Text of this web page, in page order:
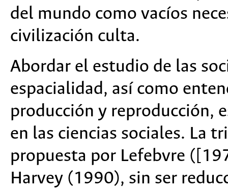
del mundo como vacíos
civilización culta.
Abordar el estudio de las
espacialidad, así como
producción y reproducción,
en las ciencias sociales. La
propuesta por Lefebvre
Harvey (1990), sin ser